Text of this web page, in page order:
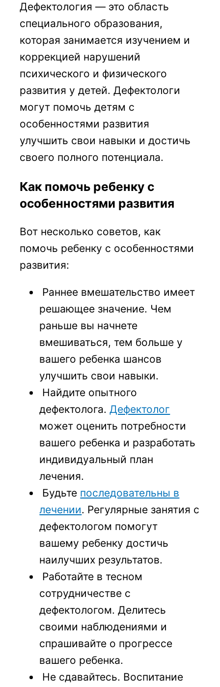
Дефектология — это область
специального образования,
которая занимается изучением и
коррекцией нарушений
психического и физического
развития у детей. Дефектологи
могут помочь детям с
особенностями развития
улучшить свои навыки и достичь
своего полного потенциала.
Как помочь ребенку с
особенностями развития
Вот несколько советов, как
помочь ребенку с особенностями
развития:
Раннее вмешательство имеет
решающее значение. Чем
раньше вы начнете
вмешиваться, тем больше у
вашего ребенка шансов
улучшить свои навыки.
Найдите опытного
дефектолога.Дефектолог
может оценить потребности
вашего ребенка и разработать
индивидуальный план
лечения.
Будьте последовательны в
лечении. Регулярные занятия с
дефектологом помогут
вашему ребенку достичь
наилучших результатов.
Работайте в тесном
сотрудничестве с
дефектологом. Делитесь
своими наблюдениями и
спрашивайте о прогрессе
вашего ребенка.
Не сдавайтесь. Воспитание